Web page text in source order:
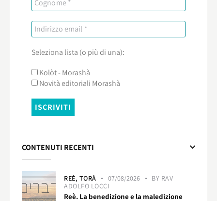
Seleziona lista (o più di una):
Kolòt - Morashà
Novità editoriali Morashà
CONTENUTI RECENTI
REÈ, TORÀ 07/08/2026 BY RAV
ADOLFO LOCCI
Reè. La benedizione e la maledizione